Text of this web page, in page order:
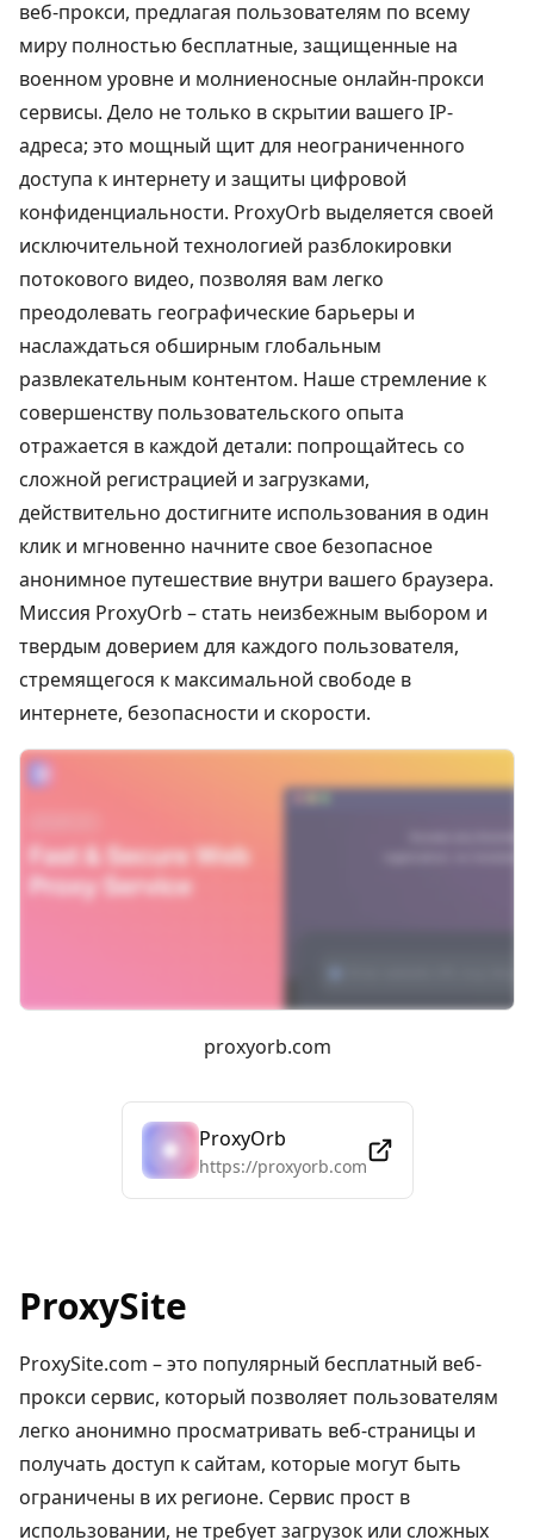
веб-прокси, предлагая пользователям по всему
миру полностью бесплатные, защищенные на
военном уровне и молниеносные онлайн-прокси
сервисы. Дело не только в скрытии вашего IP-
адреса; это мощный щит для неограниченного
доступа к интернету и защиты цифровой
конфиденциальности. ProxyOrb выделяется своей
исключительной технологией разблокировки
потокового видео, позволяя вам легко
преодолевать географические барьеры и
наслаждаться обширным глобальным
развлекательным контентом. Наше стремление к
совершенству пользовательского опыта
отражается в каждой детали: попрощайтесь со
сложной регистрацией и загрузками,
действительно достигните использования в один
клик и мгновенно начните свое безопасное
анонимное путешествие внутри вашего браузера.
Миссия ProxyOrb – стать неизбежным выбором и
твердым доверием для каждого пользователя,
стремящегося к максимальной свободе в
интернете, безопасности и скорости.
proxyorb.com
ProxyOrb
https://proxyorb.com
ProxySite
ProxySite.com – это популярный бесплатный веб-
прокси сервис, который позволяет пользователям
легко анонимно просматривать веб-страницы и
получать доступ к сайтам, которые могут быть
ограничены в их регионе. Сервис прост в
использовании, не требует загрузок или сложных